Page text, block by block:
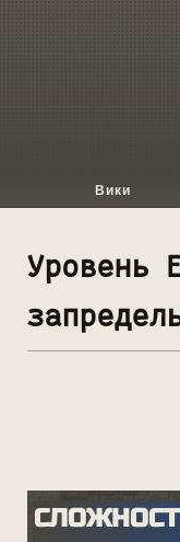
Вики
Уровень